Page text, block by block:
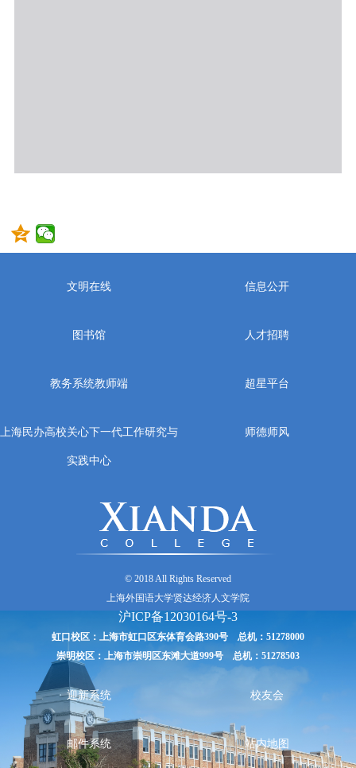
文明在线 信息公开
图书馆 人才招聘
教务系统教师端 超星平台
上海民办高校关心下一代工作研究与
实践中心
师德师风
© 2018 All Rights Reserved
上海外国语大学贤达经济人文学院
沪ICP备12030164号-3
虹口校区：上海市虹口区东体育会路390号 总机：51278000
崇明校区：上海市崇明区东滩大道999号 总机：51278503
迎新系统 校友会
邮件系统 站内地图